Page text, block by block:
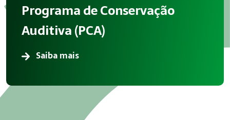
Programa de Conservação
Auditiva (PCA)
Saiba mais